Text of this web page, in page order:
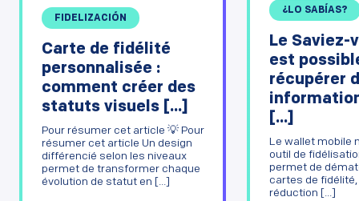
FIDELIZACIÓN
Carte de fidélité
personnalisée :
comment créer des
statuts visuels [...]
Pour résumer cet article 💡 Pour
résumer cet article Un design
différencié selon les niveaux
permet de transformer chaque
évolution de statut en [...]
¿LO SABÍAS?
Le Saviez-
est
récupérer
[...]
Le wallet mobile
outil de
permet de
cartes de
réduction [...]